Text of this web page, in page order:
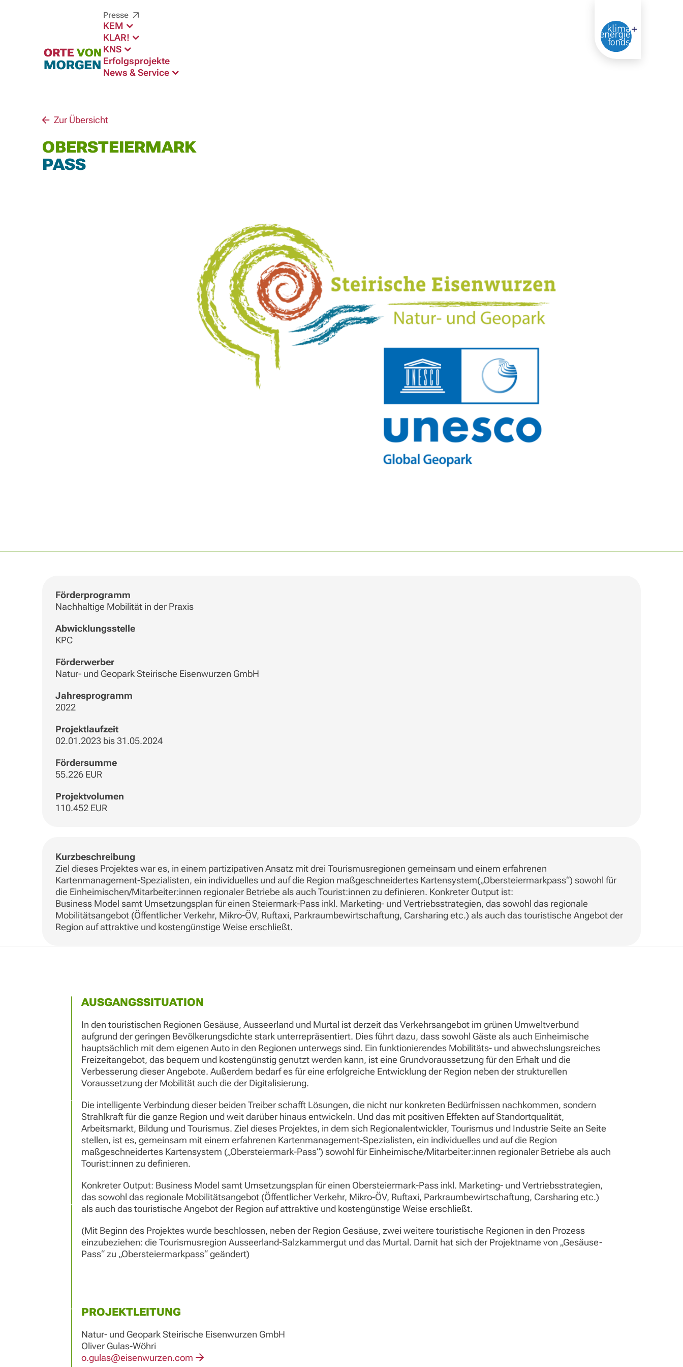
Presse
KEM
KLAR!
KNS
Erfolgsprojekte
News & Service
Zur Übersicht
OBERSTEIERMARK
PASS
Förderprogramm
Nachhaltige Mobilität in der Praxis
Abwicklungsstelle
KPC
Förderwerber
Natur- und Geopark Steirische Eisenwurzen GmbH
Jahresprogramm
2022
Projektlaufzeit
02.01.2023 bis 31.05.2024
Fördersumme
55.226 EUR
Projektvolumen
110.452 EUR
Kurzbeschreibung
Ziel dieses Projektes war es, in einem partizipativen Ansatz mit drei Tourismusregionen gemeinsam und einem erfahrenen
Kartenmanagement-Spezialisten, ein individuelles und auf die Region maßgeschneidertes Kartensystem(„Obersteiermarkpass“) sowohl für
die Einheimischen/Mitarbeiter:innen regionaler Betriebe als auch Tourist:innen zu definieren. Konkreter Output ist:
Business Model samt Umsetzungsplan für einen Steiermark-Pass inkl. Marketing- und Vertriebsstrategien, das sowohl das regionale
Mobilitätsangebot (Öffentlicher Verkehr, Mikro-ÖV, Ruftaxi, Parkraumbewirtschaftung, Carsharing etc.) als auch das touristische Angebot der
Region auf attraktive und kostengünstige Weise erschließt.
AUSGANGSSITUATION
In den touristischen Regionen Gesäuse, Ausseerland und Murtal ist derzeit das Verkehrsangebot im grünen Umweltverbund
aufgrund der geringen Bevölkerungsdichte stark unterrepräsentiert. Dies führt dazu, dass sowohl Gäste als auch Einheimische
hauptsächlich mit dem eigenen Auto in den Regionen unterwegs sind. Ein funktionierendes Mobilitäts- und abwechslungsreiches
Freizeitangebot, das bequem und kostengünstig genutzt werden kann, ist eine Grundvoraussetzung für den Erhalt und die
Verbesserung dieser Angebote. Außerdem bedarf es für eine erfolgreiche Entwicklung der Region neben der strukturellen
Voraussetzung der Mobilität auch die der Digitalisierung.
Die intelligente Verbindung dieser beiden Treiber schafft Lösungen, die nicht nur konkreten Bedürfnissen nachkommen, sondern
Strahlkraft für die ganze Region und weit darüber hinaus entwickeln. Und das mit positiven Effekten auf Standortqualität,
Arbeitsmarkt, Bildung und Tourismus. Ziel dieses Projektes, in dem sich Regionalentwickler, Tourismus und Industrie Seite an Seite
stellen, ist es, gemeinsam mit einem erfahrenen Kartenmanagement-Spezialisten, ein individuelles und auf die Region
maßgeschneidertes Kartensystem („Obersteiermark-Pass“) sowohl für Einheimische/Mitarbeiter:innen regionaler Betriebe als auch
Tourist:innen zu definieren.
Konkreter Output: Business Model samt Umsetzungsplan für einen Obersteiermark-Pass inkl. Marketing- und Vertriebsstrategien,
das sowohl das regionale Mobilitätsangebot (Öffentlicher Verkehr, Mikro-ÖV, Ruftaxi, Parkraumbewirtschaftung, Carsharing etc.)
als auch das touristische Angebot der Region auf attraktive und kostengünstige Weise erschließt.
(Mit Beginn des Projektes wurde beschlossen, neben der Region Gesäuse, zwei weitere touristische Regionen in den Prozess
einzubeziehen: die Tourismusregion Ausseerland-Salzkammergut und das Murtal. Damit hat sich der Projektname von „Gesäuse-
Pass“ zu „Obersteiermarkpass“ geändert)
PROJEKTLEITUNG
Natur- und Geopark Steirische Eisenwurzen GmbH
Oliver Gulas-Wöhri
o.gulas@eisenwurzen.com